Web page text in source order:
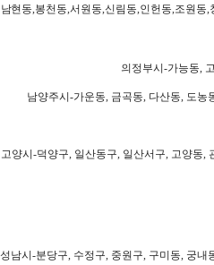
남현동,봉천동,서원동,신림동,인헌동,조원
의정부시-가능동,
남양주시-가운동, 금곡동, 다산동, 도농
고양시-덕양구, 일산동구, 일산서구, 고양동,
성남시-분당구, 수정구, 중원구, 구미동, 궁내